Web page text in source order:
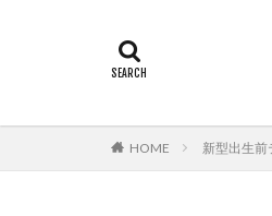
HOME 新型出生前